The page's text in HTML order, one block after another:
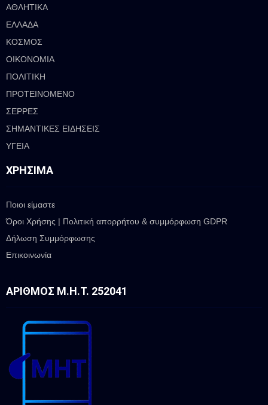
ΑΘΛΗΤΙΚΑ
ΕΛΛΑΔΑ
ΚΟΣΜΟΣ
ΟΙΚΟΝΟΜΙΑ
ΠΟΛΙΤΙΚΗ
ΠΡΟΤΕΙΝΟΜΕΝΟ
ΣΕΡΡΕΣ
ΣΗΜΑΝΤΙΚΕΣ ΕΙΔΗΣΕΙΣ
ΥΓΕΙΑ
ΧΡΉΣΙΜΑ
Ποιοι είμαστε
Όροι Χρήσης | Πολιτική απορρήτου & συμμόρφωση GDPR
Δήλωση Συμμόρφωσης
Επικοινωνία
ΑΡΙΘΜΌΣ Μ.Η.Τ. 252041